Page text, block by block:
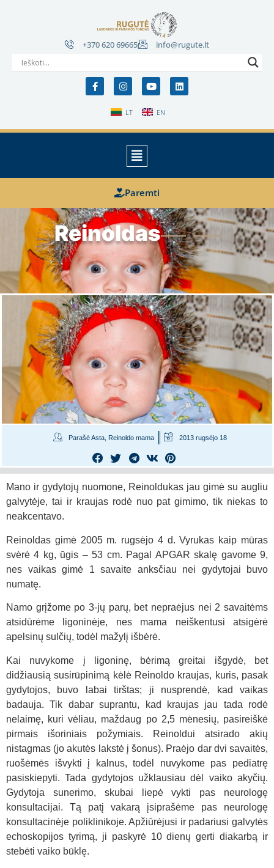
LT EN
+370 620 69665 info@rugute.lt
Paremti
Reinoldas
Parašė Asta, Reinoldo mama 2013 rugsėjo 18
Mano ir gydytojų nuomone, Reinoldukas jau gimė su augliu
galvytėje, tai ir kraujas rodė nuo pat gimimo, tik niekas to
neakcentavo.
Reinoldas gimė 2005 m. rugsėjo 4 d. Vyrukas kaip mūras
svėrė 4 kg, ūgis – 53 cm. Pagal APGAR skalę gavome 9,
nes vaikas gimė 1 savaite anksčiau nei gydytojai buvo
numatę.
Namo grįžome po 3-jų parų, bet nepraėjus nei 2 savaitėms
atsidūrėme ligoninėje, nes mama neiškentusi atsigėrė
apelsinų sulčių, todėl mažylį išbėrė.
Kai nuvykome į ligoninę, bėrimą greitai išgydė, bet
didžiausią susirūpinimą kėlė Reinoldo kraujas, kuris, pasak
gydytojos, buvo labai tirštas; ji nusprendė, kad vaikas
badauja. Tik dabar suprantu, kad kraujas jau tada rodė
nelaimę, kuri vėliau, maždaug po 2,5 mėnesių, pasireiškė
pirmais išoriniais požymiais. Reinoldui atsirado akių
nistagmas (jo akutės lakstė į šonus). Praėjo dar dvi savaitės,
ruošėmės išvykti į kalnus, todėl nuvykome pas pediatrę
pasiskiepyti. Tada gydytojos užklausiau dėl vaiko akyčių.
Gydytoja sunerimo, skubai liepė vykti pas neurologę
konsultacijai. Tą patį vakarą įsiprašėme pas neurologę
konsultacinėje poliklinikoje. Apžiūrėjusi ir padariusi galvytės
echoskopijos tyrimą, ji paskyrė 10 dienų gerti diakarbą ir
stebėti vaiko būklę.